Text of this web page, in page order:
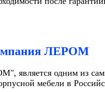
ЛЕРОМ
является одним из
мебели в